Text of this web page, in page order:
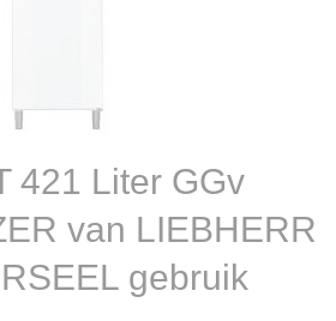
421 Liter GGv
van LIEBHERR
gebruik